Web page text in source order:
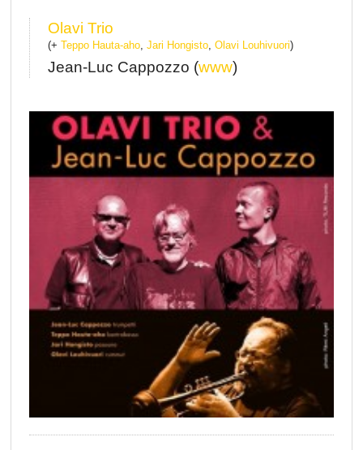
Olavi Trio
(+ Teppo Hauta-aho, Jari Hongisto, Olavi Louhivuori)
Jean-Luc Cappozzo (www)